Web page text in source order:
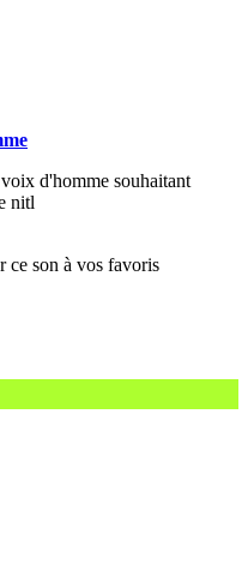
d'homme souhaitant
nitl